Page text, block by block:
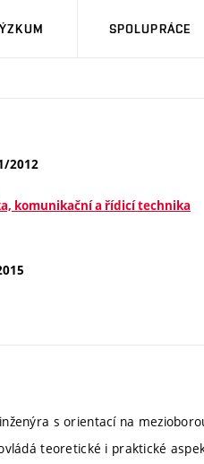
SPOLUPRÁCE
2012
komunikační a řídicí technika
s orientací na
teoretické i praktické